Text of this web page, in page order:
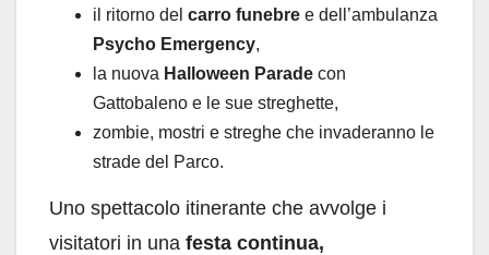
il ritorno del carro funebre e dell’ambulanza
Psycho Emergency,
la nuova Halloween Parade con
Gattobaleno e le sue streghette,
zombie, mostri e streghe che invaderanno le
strade del Parco.
Uno spettacolo itinerante che avvolge i
visitatori in una festa continua,